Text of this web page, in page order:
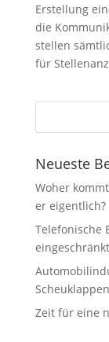
Erstellung
die
stellen
für
Neueste
Woher
er eigentlich?
Telefonische
eingeschränkt
Zeit für eine